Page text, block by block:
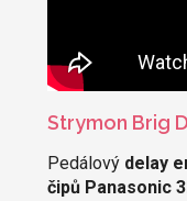
Strymon Brig
Pedálový delay
čipů Panasonic